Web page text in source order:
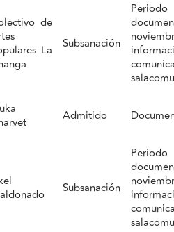
de
La
Subsanación
Admitido
Subsanación